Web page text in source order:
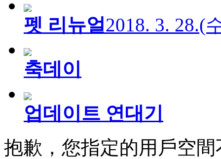
펫 리뉴얼2018. 3. 28.(
축데이
업데이트 연대기
抱歉，您指定的用戶空間